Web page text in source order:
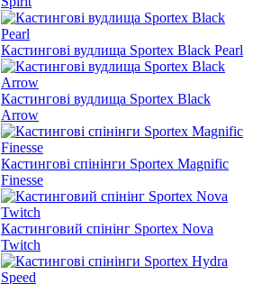
Кастингові вудлища Sportex Black Pearl
Кастингові вудлища Sportex Black
Arrow
Кастингові спінінги Sportex Magnific
Finesse
Кастинговий спінінг Sportex Nova
Twitch